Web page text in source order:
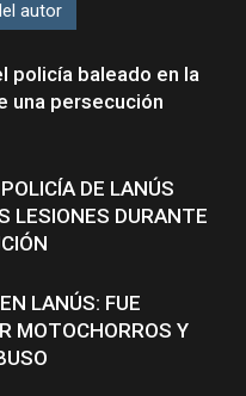
autor
policía baleado en la
una persecución
DE LANÚS
LESIONES DURANTE
LANÚS: FUE
MOTOCHORROS Y